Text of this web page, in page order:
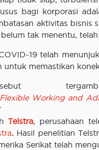
bagi korporasi
aktivitas bisnis
tak menentu,
19 telah
untuk memastikan
Working and
Telstra, perusahaan
. Hasil penelitian
Serikat telah